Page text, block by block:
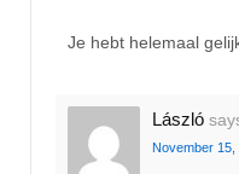
Je hebt helemaal
László
November 15,